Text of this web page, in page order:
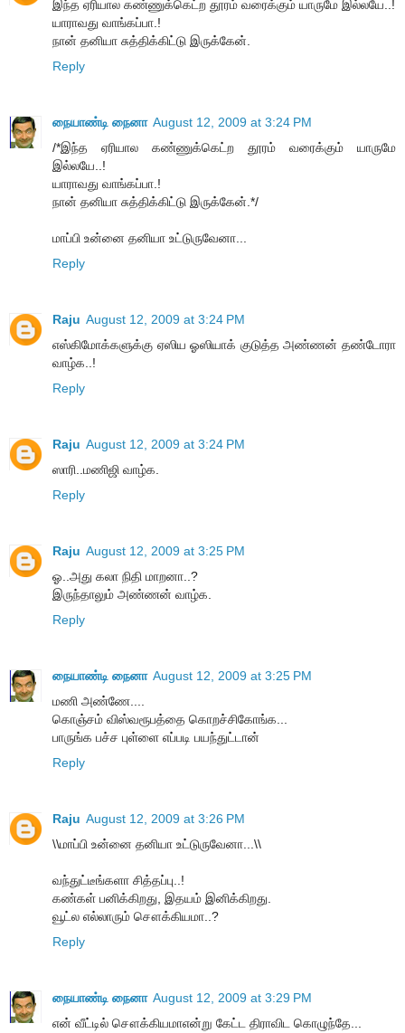
இந்த ஏரியால கண்ணுக்கெட்ற தூரம் வரைக்கும் யாருமே இல்லயே..!
யாராவது வாங்கப்பா.!
நான் தனியா சுத்திக்கிட்டு இருக்கேன்.
Reply
நையாண்டி நைனா August 12, 2009 at 3:24 PM
/*இந்த ஏரியால கண்ணுக்கெட்ற தூரம் வரைக்கும் யாருமே
இல்லயே..!
யாராவது வாங்கப்பா.!
நான் தனியா சுத்திக்கிட்டு இருக்கேன்.*/
மாப்பி உன்னை தனியா உட்டுருவேனா...
Reply
Raju August 12, 2009 at 3:24 PM
எஸ்கிமோக்களுக்கு ஏஸிய ஓஸியாக் குடுத்த அண்ணன் தண்டோரா
வாழ்க..!
Reply
Raju August 12, 2009 at 3:24 PM
ஸாரி..மணிஜி வாழ்க.
Reply
Raju August 12, 2009 at 3:25 PM
ஓ..அது கலா நிதி மாறனா..?
இருந்தாலும் அண்ணன் வாழ்க.
Reply
நையாண்டி நைனா August 12, 2009 at 3:25 PM
மணி அண்ணே....
கொஞ்சம் விஸ்வரூபத்தை கொறச்சிகோங்க...
பாருங்க பச்ச புள்ளை எப்படி பயந்துட்டான்
Reply
Raju August 12, 2009 at 3:26 PM
\\மாப்பி உன்னை தனியா உட்டுருவேனா...\\
வந்துட்டீங்களா சித்தப்பு..!
கண்கள் பனிக்கிறது, இதயம் இனிக்கிறது.
வூட்ல எல்லாரும் சௌக்கியமா..?
Reply
நையாண்டி நைனா August 12, 2009 at 3:29 PM
என் வீட்டில் சௌக்கியமாஎன்று கேட்ட திராவிட கொழுந்தே...